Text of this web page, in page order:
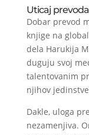
Uticaj
Dobar prevod
knjige na
dela Harukija
duguju svoj
talentovanim
njihov
Dakle, uloga
nezamenjiva.